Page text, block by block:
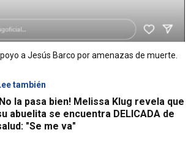
a Jesús Barco por amenazas de muerte.
también
la pasa bien! Melissa Klug revela que
abuelita se encuentra DELICADA de
"Se me va"